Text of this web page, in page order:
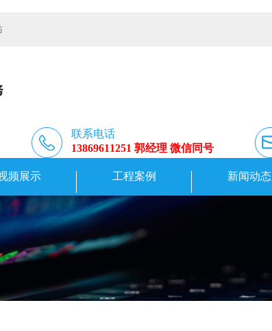
联系电话
13869611251 郭经理 微信同号
频展示 工程案例 新闻动态